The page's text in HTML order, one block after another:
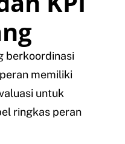
berkoordinasi
memiliki
untuk
ringkas peran